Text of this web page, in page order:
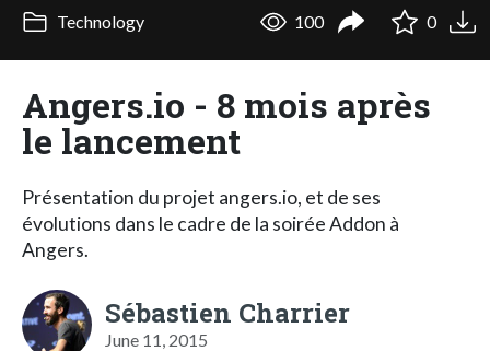
Technology 100 0
Angers.io - 8 mois après
le lancement
Présentation du projet angers.io, et de ses
évolutions dans le cadre de la soirée Addon à
Angers.
Sébastien Charrier
June 11, 2015